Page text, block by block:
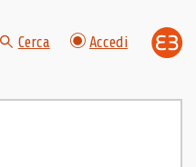
Cerca Accedi